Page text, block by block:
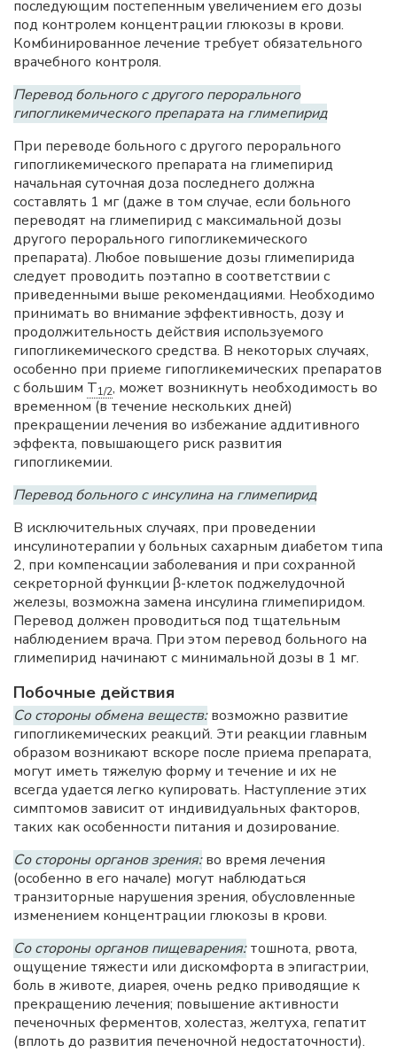
последующим постепенным увеличением его дозы
под контролем концентрации глюкозы в крови.
Комбинированное лечение требует обязательного
врачебного контроля.
Перевод больного с другого перорального
гипогликемического препарата на глимепирид
При переводе больного с другого перорального
гипогликемического препарата на глимепирид
начальная суточная доза последнего должна
составлять 1 мг (даже в том случае, если больного
переводят на глимепирид с максимальной дозы
другого перорального гипогликемического
препарата). Любое повышение дозы глимепирида
следует проводить поэтапно в соответствии с
приведенными выше рекомендациями. Необходимо
принимать во внимание эффективность, дозу и
продолжительность действия используемого
гипогликемического средства. В некоторых случаях,
особенно при приеме гипогликемических препаратов
с большим T1/2, может возникнуть необходимость во
временном (в течение нескольких дней)
прекращении лечения во избежание аддитивного
эффекта, повышающего риск развития
гипогликемии.
Перевод больного с инсулина на глимепирид
В исключительных случаях, при проведении
инсулинотерапии у больных сахарным диабетом типа
2, при компенсации заболевания и при сохранной
секреторной функции β-клеток поджелудочной
железы, возможна замена инсулина глимепиридом.
Перевод должен проводиться под тщательным
наблюдением врача. При этом перевод больного на
глимепирид начинают с минимальной дозы в 1 мг.
Побочные действия
Со стороны обмена веществ:возможно развитие
гипогликемических реакций. Эти реакции главным
образом возникают вскоре после приема препарата,
могут иметь тяжелую форму и течение и их не
всегда удается легко купировать. Наступление этих
симптомов зависит от индивидуальных факторов,
таких как особенности питания и дозирование.
Со стороны органов зрения:во время лечения
(особенно в его начале) могут наблюдаться
транзиторные нарушения зрения, обусловленные
изменением концентрации глюкозы в крови.
Со стороны органов пищеварения:тошнота, рвота,
ощущение тяжести или дискомфорта в эпигастрии,
боль в животе, диарея, очень редко приводящие к
прекращению лечения; повышение активности
печеночных ферментов, холестаз, желтуха, гепатит
(вплоть до развития печеночной недостаточности).